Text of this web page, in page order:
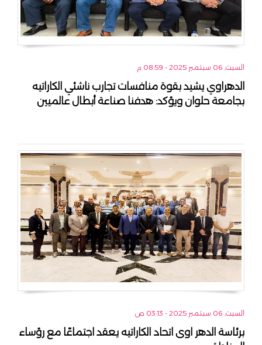
السبت, 06 سبتمبر 2025 - 08:59 م
الدهراوي يشيد بقوة منافسات تجارب ناشئي الكاراتيه
بجامعة حلوان ويؤكد: هدفنا صناعة أبطال عالميين
السبت, 06 سبتمبر 2025 - 03:13 ص
برئاسة الدهر اوى اتحاد الكاراتيه يعقد اجتماعًا مع رؤساء